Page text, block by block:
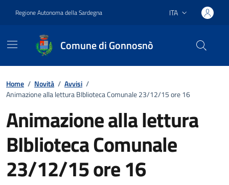
Regione Autonoma della Sardegna Lingua attiva:
ITA
Comune di Gonnosnò
Home / Novità / Avvisi /
Animazione alla lettura BIblioteca Comunale 23/12/15 ore 16
Animazione alla lettura
BIblioteca Comunale
23/12/15 ore 16